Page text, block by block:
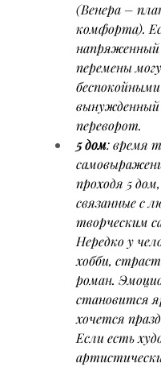
(Венера –
комфорта).
напряженный
перемены
вынужденный
переворот.
5 дом: время
проходя 5
связанные с
творческим
Нередко у
хобби,
роман.
становится
хочется
Если есть